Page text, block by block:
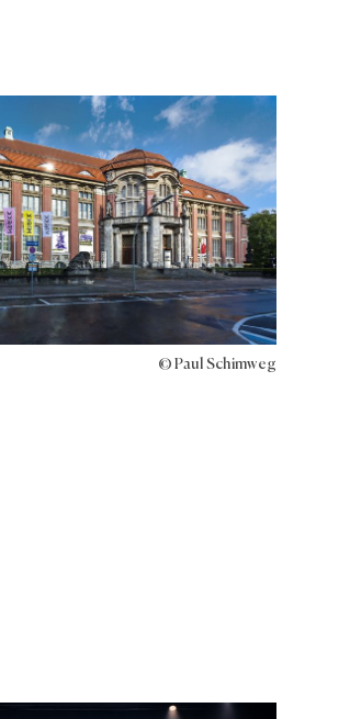
© Paul Schimweg